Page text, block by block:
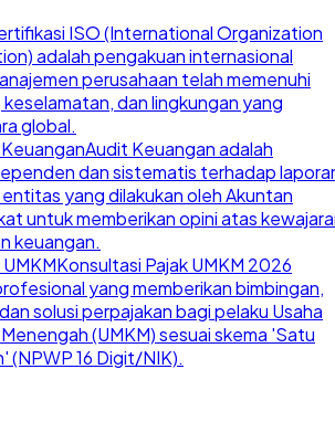
ISO (International Organization
adalah pengakuan internasional
perusahaan telah memenuhi
dan lingkungan yang
global.
Audit Keuangan adalah
dan sistematis terhadap
yang dilakukan oleh Akuntan
untuk memberikan opini atas
keuangan.
Konsultasi Pajak UMKM 2026
yang memberikan bimbingan,
solusi perpajakan bagi pelaku Usaha
(UMKM) sesuai skema 'Satu
(NPWP 16 Digit/NIK).